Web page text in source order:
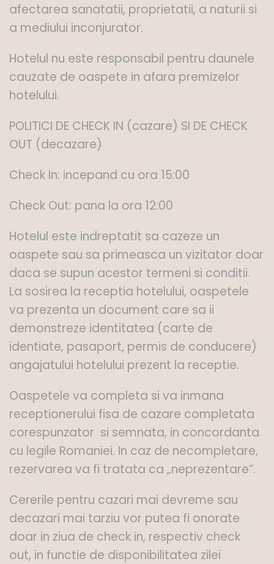
afectarea sanatatii, proprietatii, a naturii si
a mediului inconjurator.
Hotelul nu este responsabil pentru daunele
cauzate de oaspete in afara premizelor
hotelului.
POLITICI DE CHECK IN (cazare) SI DE CHECK
OUT (decazare)
Check In: incepand cu ora 15:00
Check Out: pana la ora 12:00
Hotelul este indreptatit sa cazeze un
oaspete sau sa primeasca un vizitator doar
daca se supun acestor termeni si conditii.
La sosirea la receptia hotelului, oaspetele
va prezenta un document care sa ii
demonstreze identitatea (carte de
identiate, pasaport, permis de conducere)
angajatului hotelului prezent la receptie.
Oaspetele va completa si va inmana
receptionerului fisa de cazare completata
corespunzator si semnata, in concordanta
cu legile Romaniei. In caz de necompletare,
rezervarea va fi tratata ca „neprezentare”.
Cererile pentru cazari mai devreme sau
decazari mai tarziu vor putea fi onorate
doar in ziua de check in, respectiv check
out, in functie de disponibilitatea zilei